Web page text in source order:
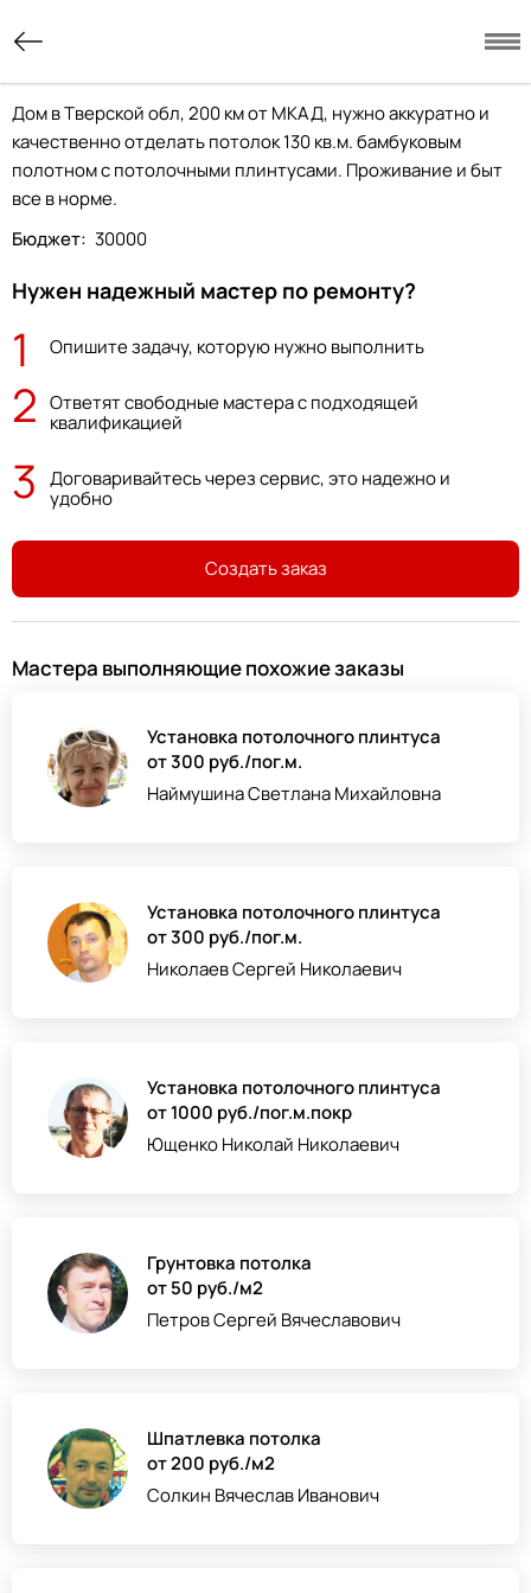
Дом в Тверской обл, 200 км от МКАД, нужно аккуратно и
качественно отделать потолок 130 кв.м. бамбуковым
полотном с потолочными плинтусами. Проживание и быт
все в норме.
Бюджет: 30000
Нужен надежный мастер по ремонту?
1 Опишите задачу, которую нужно выполнить
2 Ответят свободные мастера с подходящей
квалификацией
3
Договаривайтесь через сервис, это надежно и
удобно
Создать заказ
Мастера выполняющие похожие заказы
Установка потолочного плинтуса
от 300 руб./пог.м.
Наймушина Светлана Михайловна
Установка потолочного плинтуса
от 300 руб./пог.м.
Николаев Сергей Николаевич
Установка потолочного плинтуса
от 1000 руб./пог.м.покр
Ющенко Николай Николаевич
Грунтовка потолка
от 50 руб./м2
Петров Сергей Вячеславович
Шпатлевка потолка
от 200 руб./м2
Солкин Вячеслав Иванович